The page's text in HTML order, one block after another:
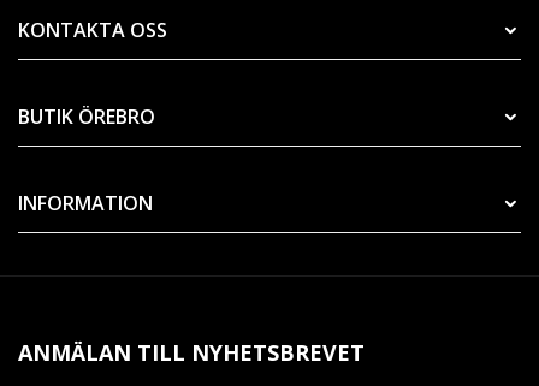
KONTAKTA OSS
BUTIK ÖREBRO
INFORMATION
ANMÄLAN TILL NYHETSBREVET